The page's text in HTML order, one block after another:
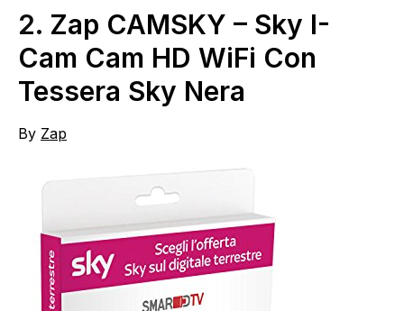
2. Zap CAMSKY – Sky I-
Cam Cam HD WiFi Con
Tessera Sky Nera
By Zap